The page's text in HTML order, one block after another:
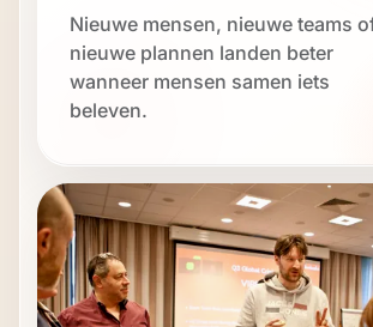
Nieuwe mensen, nieuwe teams
nieuwe plannen landen beter
wanneer mensen samen iets
beleven.